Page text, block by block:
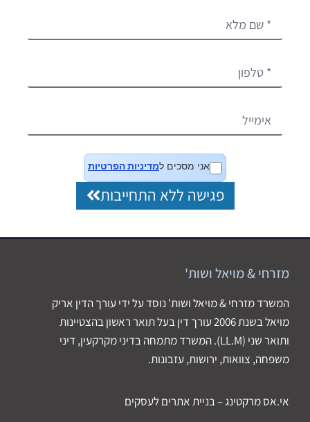
אני מסכים למדיניות הפרטיות
פגישה ללא התחייבות
מזרחי & מויאל ושות'
המשרד מזרחי & מויאל ושות' נוסד על ידי עורך הדין אריק
מויאל בשנת 2006 עורך דין בעל תואר ראשון בהצטיינות
ותואר שני (LL.M). המשרד מתמחה בדיני מקרקעין, דיני
משפחה, צוואות, ירושות, עזבונות.
אי.אס מרקטינג – בניית אתרים לעסקים